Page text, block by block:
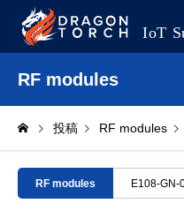
RF modules
投稿 RF modules
RF modules E108-GN-